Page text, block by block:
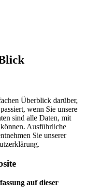
Überblick darüber,
wenn Sie unsere
sind alle Daten, mit
Ausführliche
Sie unserer
auf dieser